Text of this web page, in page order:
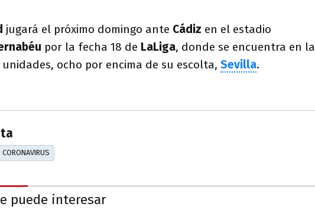
jugará el próximo domingo ante Cádiz en el estadio
por la fecha 18 de LaLiga, donde se encuentra en la
unidades, ocho por encima de su escolta, Sevilla.
CORONAVIRUS
puede interesar